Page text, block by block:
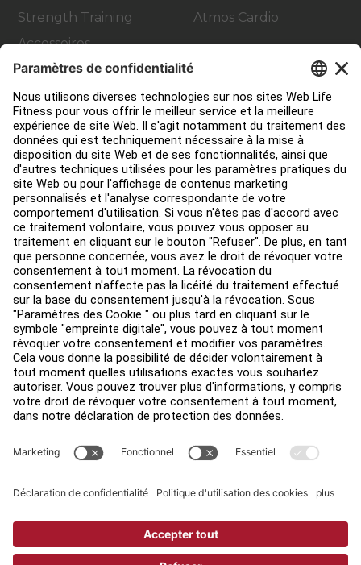
Strength Training
Accessoires
Atmos Cardio
Contact Service
Aménagement de club
Centre de services
Centre d’éducation
Environ
Trouver un distributeur
Find a Store
Légal
Accessibilité
Sign in to Facility Connect
Terms and Conditions
Copyright © 2026 Life Fitness